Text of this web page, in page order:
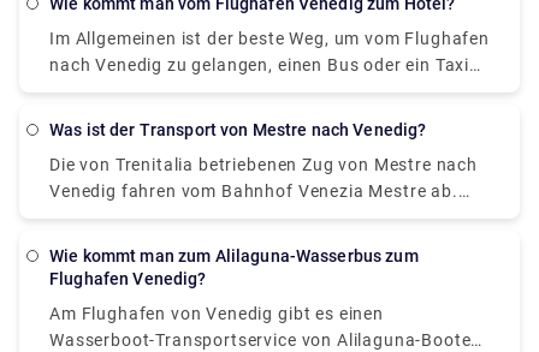
dauert 11 Min. und kostet €1 - €35. Alternativ
können Sie den Bus nehmen, der 0 € - 8 € kostet und
12 Minuten dauert.
Im Allgemeinen ist der beste Weg, um vom Flughafen
nach Venedig zu gelangen, einen Bus oder ein Taxi
vom Flughafen zum Piazzale Roma zu nehmen und
den Alilaguna Water Bus direkt vom Flughafen und
steigen am nächstgelegenen Terminal zu Ihrer
Unterkunft aus.
Was ist der Transport von Mestre nach Venedig?
Die von Trenitalia betriebenen Zug von Mestre nach
Venedig fahren vom Bahnhof Venezia Mestre ab.
Zug oder Bus von Mestre to Venedig? Die beste
dauert 11 Min. und kostet €1 - €35. Alternativ
12 Minuten dauert.
Wie kommt man zum Alilaguna-Wasserbus zum
Flughafen Venedig?
Am Flughafen von Venedig gibt es einen
Wasserboot-Transportservice von Alilaguna-Booten,